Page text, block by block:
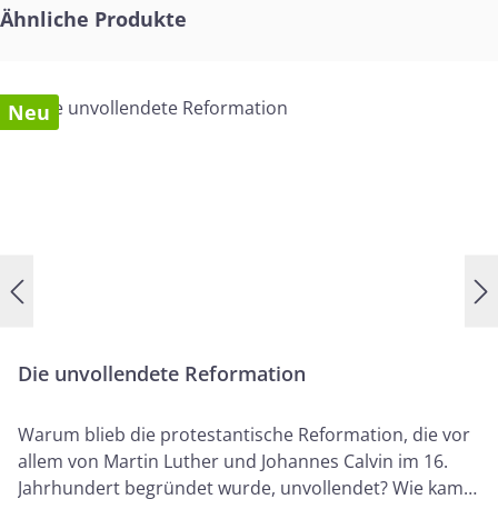
Produktgalerie überspringen
Ähnliche Produkte
Neu
Die unvollendete Reformation
Warum blieb die protestantische Reformation, die vor
allem von Martin Luther und Johannes Calvin im 16.
Jahrhundert begründet wurde, unvollendet? Wie kam